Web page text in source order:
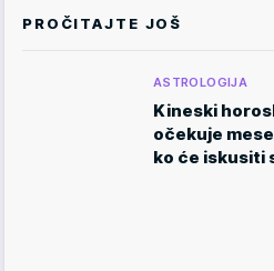
PROČITAJTE JOŠ
ASTROLOGIJA
Kineski
očekuje
ko će iskusiti